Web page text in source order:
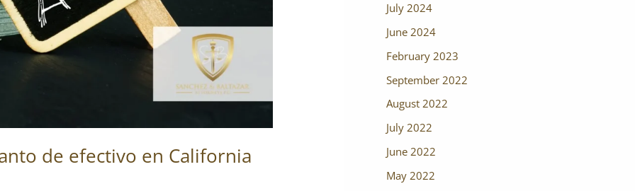
de efectivo en California
July 2024
June 2024
February 2023
September 2022
August 2022
July 2022
June 2022
May 2022